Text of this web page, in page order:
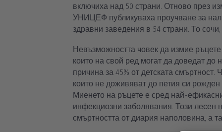
включиха над 50 страни. Отново през
УНИЦЕФ публикуваха проучване за
здравни заведения в 54 страни. То
Невъзможността човек да измие
които на свой ред могат да доведат до
причина за 45% от детската
които не доживяват до петия си
Миенето на ръцете е сред най-
инфекциозни заболявания. Този
смъртността от диария наполовина, а